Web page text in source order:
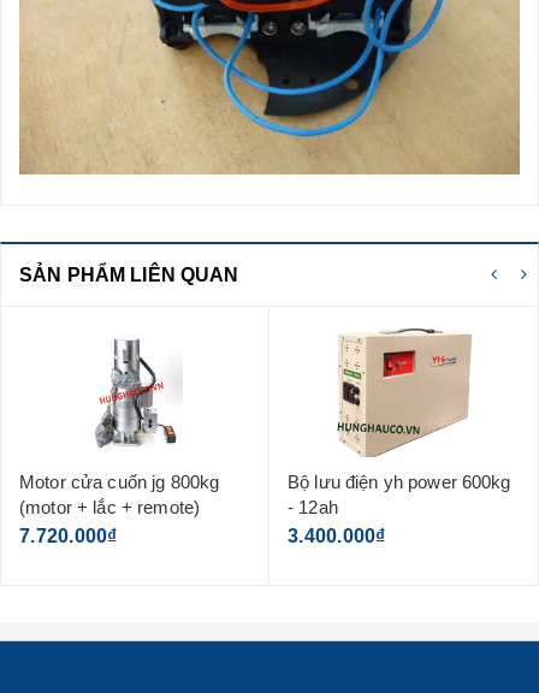
SẢN PHẨM LIÊN QUAN
Motor cửa cuốn jg 800kg
(motor + lắc + remote)
7.720.000₫
Bộ lưu điện yh power 600kg
- 12ah
3.400.000₫